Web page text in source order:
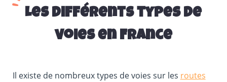
Les différents types de
voies en France
Il existe de nombreux types de voies sur les routes